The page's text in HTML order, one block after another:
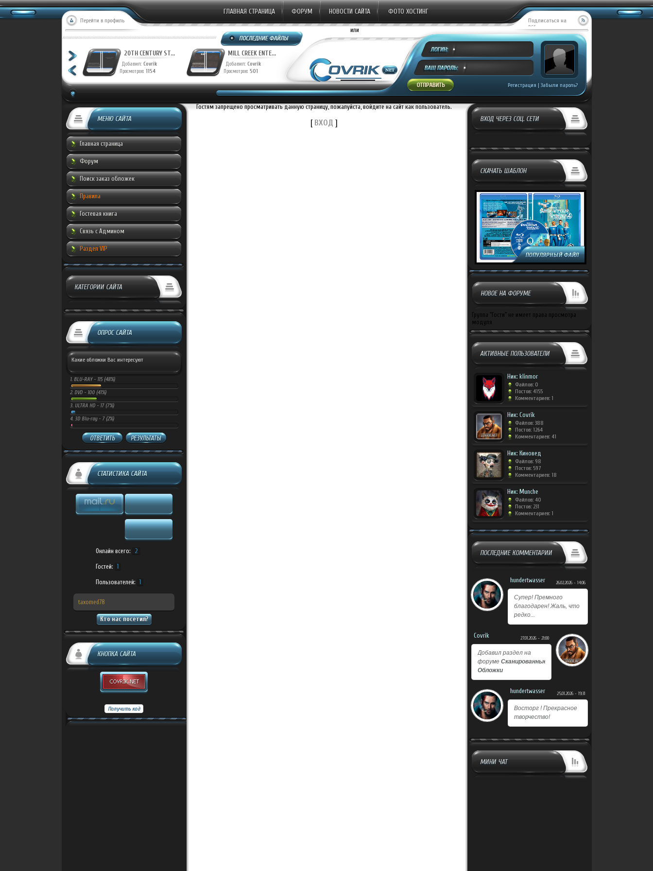
Перейти в профиль
ГЛАВНАЯ СТРАНИЦА ФОРУМ НОВОСТИ САЙТА ФОТО ХОСТИНГ
Подписаться на
RSS
20TH CENTURY ST... 20TH CENTURY ST...
Добавил: Covrik
Просмотров: 1154
MILL CREEK ENTE...
Добавил: Covrik
Просмотров: 501
Регистрация | Забыли пароль?
или
МЕНЮ САЙТА
Главная страница
Форум
Поиск заказ обложек
Правила
Гостевая книга
Связь с Админом
Раздел VIP
КАТЕГОРИИ САЙТА
ОПРОС САЙТА
Какие обложки Вас интересуют
1. BLU-RAY - 115 (48%)
2. DVD - 100 (41%)
3. ULTRA HD - 17 (7%)
4. 3D Blu-ray - 7 (2%)
ОТВЕТИТЬ РЕЗУЛЬТАТЫ
СТАТИСТИКА САЙТА
Онлайн всего: 2
Гостей: 1
Пользователей: 1
taxomed78
Кто нас посетил?
КНОПКА САЙТА
Гостям запрещено просматривать данную страницу, пожалуйста, войдите на сайт как пользователь.
[ВХОД ] ВХОД ЧЕРЕЗ СОЦ. СЕТИ
СКАЧАТЬ ШАБЛОН
НОВОЕ НА ФОРУМЕ
Группа "Гости" не имеет права просмотра
модуля
АКТИВНЫЕ ПОЛЬЗОВАТЕЛИ
Ник: klinmor
Файлов: 0
Постов: 4155
Комментариев: 1
Ник: Covrik
Файлов: 388
Постов: 1264
Комментариев: 41
Ник: Киновед
Файлов: 98
Постов: 597
Комментариев: 18
Ник: Munche
Файлов: 40
Постов: 231
Комментариев: 1
ПОСЛЕДНИЕ КОММЕНТАРИИ
hundertwasser 26.02.2026 - 14:06
Супер! Премного
благодарен! Жаль, что
редко...
Covrik 27.01.2026 - 21:00
Добавил раздел на
форуме Сканированные
Обложки
hundertwasser 25.01.2026 - 19:31
Восторг ! Прекрасное
творчество!
МИНИ ЧАТ